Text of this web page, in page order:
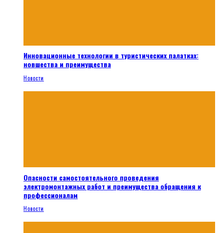
Инновационные технологии в туристических палатках:
новшества и преимущества
Новости
Опасности самостоятельного проведения
электромонтажных работ и преимущества обращения к
профессионалам
Новости